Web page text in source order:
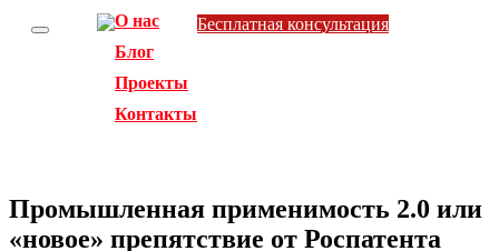
Toggle navigation
О нас
Блог
Проекты
Контакты
Бесплатная консультация
Промышленная применимость 2.0 или
«новое» препятствие от Роспатента